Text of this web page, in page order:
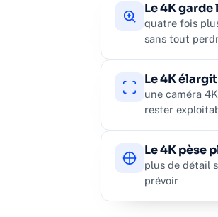
Le 4K garde
quatre fois
sans tout
Le 4K
une caméra
rester
Le 4K pèse
plus de détail
prévoir